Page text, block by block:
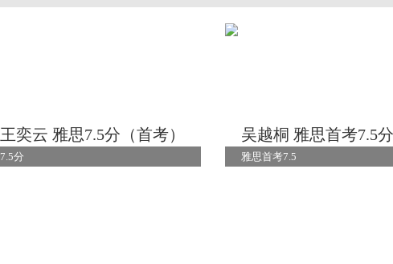
王奕云 雅思7.5分（首考）
7.5分
吴越桐 雅思首考7.5分
雅思首考7.5